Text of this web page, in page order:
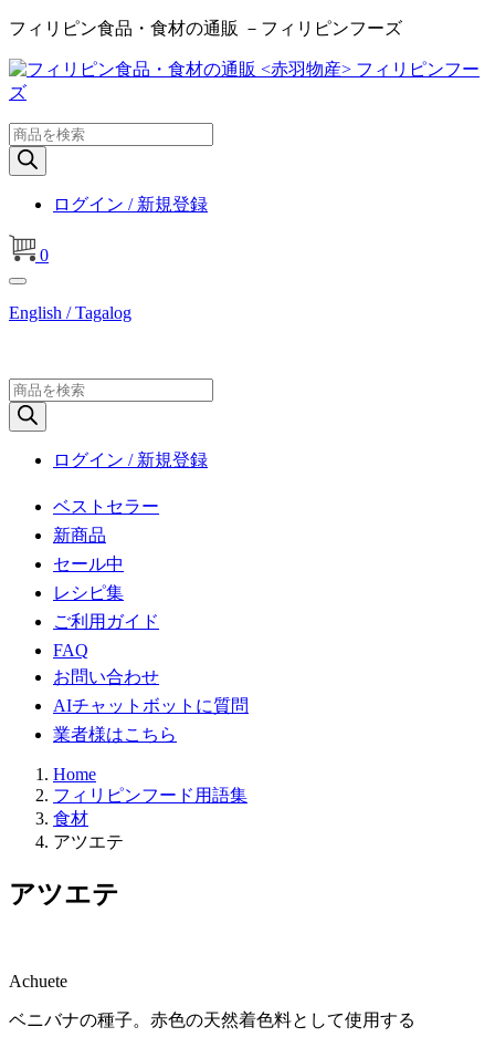
フィリピン食品・食材の通販 －フィリピンフーズ
商
品
検
ログイン / 新規登録
0
English / Tagalog
商
品
検
ログイン / 新規登録
ベストセラー
新商品
セール中
レシピ集
ご利用ガイド
FAQ
お問い合わせ
AIチャットボットに質問
業者様はこちら
Home
フィリピンフード用語集
食材
アツエテ
アツエテ
Achuete
ベニバナの種子。赤色の天然着色料として使用する